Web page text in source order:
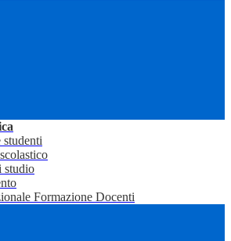
studenti
studio
Formazione Docenti